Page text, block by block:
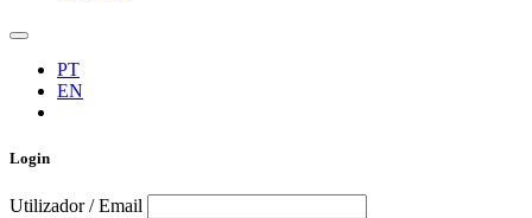
PT
EN
Login
Utilizador / Email